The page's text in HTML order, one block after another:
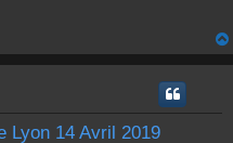
Lyon 14 Avril 2019